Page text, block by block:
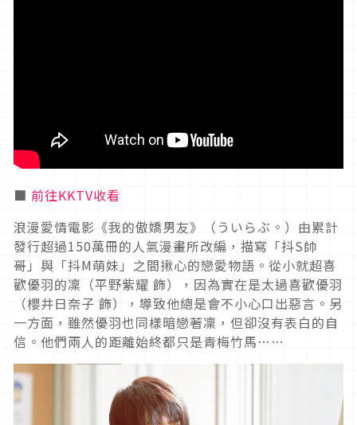
■ 前往KKTV收看
浪漫愛情電影《我的傲嬌男友》（ういらぶ。）由累計
發行超過150萬冊的人氣漫畫所改編，描寫「抖S帥
哥」與「抖M萌妹」之間揪心的戀愛物語。從小就超喜
歡優羽的凜（平野紫耀 飾），因為實在是太過喜歡優羽
（櫻井日奈子 飾），導致他總是會不小心口出惡言。另
一方面，雖然優羽也同樣暗戀著凜，但卻沒有表白的自
信。他們兩人的距離始終都只是青梅竹馬… …